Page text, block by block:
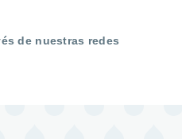
de nuestras redes